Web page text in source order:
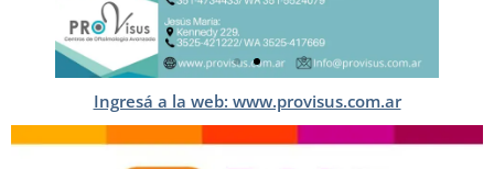
Ingresá a la web: www.provisus.com.ar